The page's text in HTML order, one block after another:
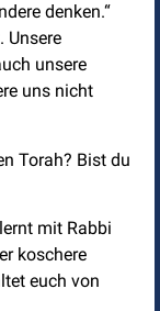
denken.“
Unsere
unsere
uns nicht
Torah? Bist du
mit Rabbi
koschere
euch von